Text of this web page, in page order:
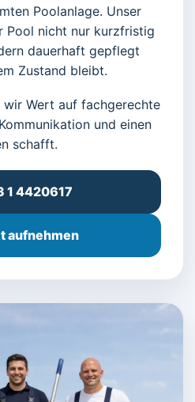
Poolanlage. Unser
Pool nicht nur kurzfristig
dauerhaft gepflegt
Zustand bleibt.
wir Wert auf fachgerechte
und einen
schafft.
1 4420617
aufnehmen